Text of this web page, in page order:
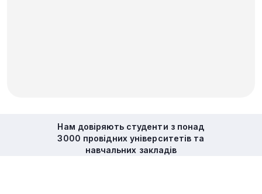
Нам довіряють студенти з понад
3000 провідних університетів та
навчальних закладів